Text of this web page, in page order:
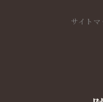
サイトマ